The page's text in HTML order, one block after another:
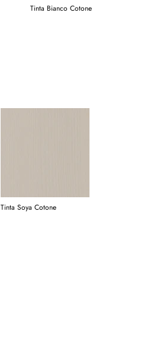
Tinta Bianco Cotone
Tinta Soya Cotone